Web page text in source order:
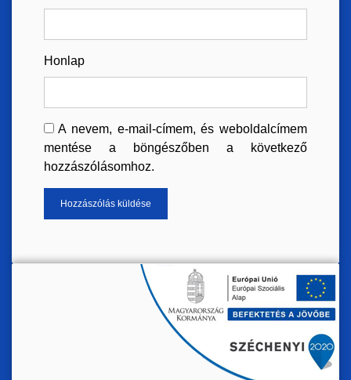
Honlap
A nevem, e-mail-címem, és weboldalcímem
mentése a böngészőben a következő
hozzászólásomhoz.